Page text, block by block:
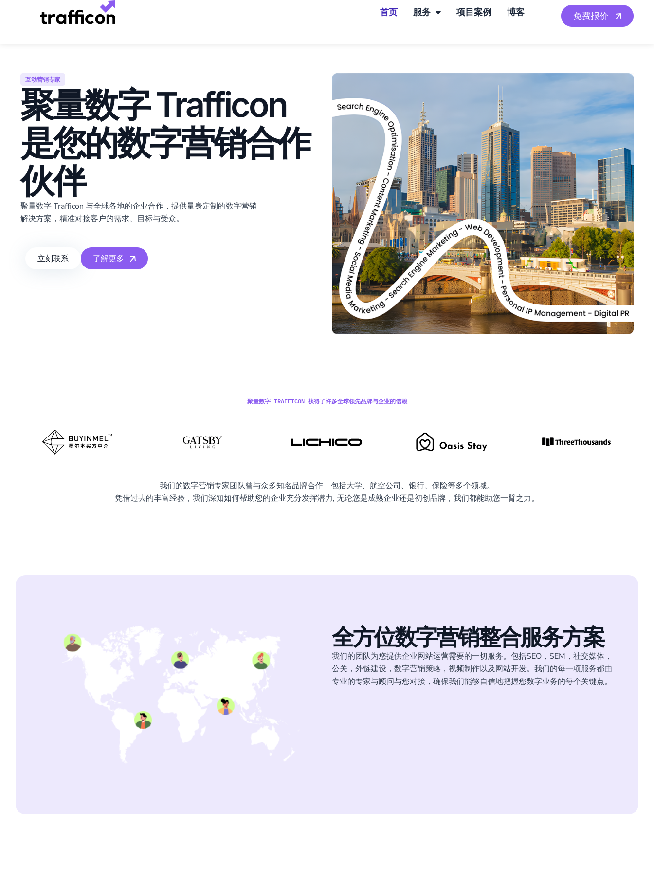
首页 服务 项目案例 博客 免费报价
互动营销专家
聚量数字 Trafficon
是您的数字营销合作
伙伴
聚量数字 Trafficon 与全球各地的企业合作，提供量身定制的数字营销
解决方案，精准对接客户的需求、目标与受众。
立刻联系 了解更多
聚量数字 TRAFFICON 获得了许多全球领先品牌与企业的信赖
我们的数字营销专家团队曾与众多知名品牌合作，包括大学、航空公司、银行、保险等多个领域。
凭借过去的丰富经验，我们深知如何帮助您的企业充分发挥潜力, 无论您是成熟企业还是初创品牌，我们都能助您一臂之力。
全方位数字营销整合服务方案
我们的团队为您提供企业网站运营需要的一切服务。包括SEO，SEM，社交媒体，
公关，外链建设，数字营销策略，视频制作以及网站开发。我们的每一项服务都由
专业的专家与顾问与您对接，确保我们能够自信地把握您数字业务的每个关键点。